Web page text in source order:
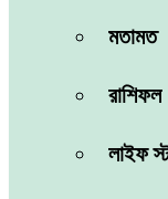
মতামত
রাশিফল
লাইফ